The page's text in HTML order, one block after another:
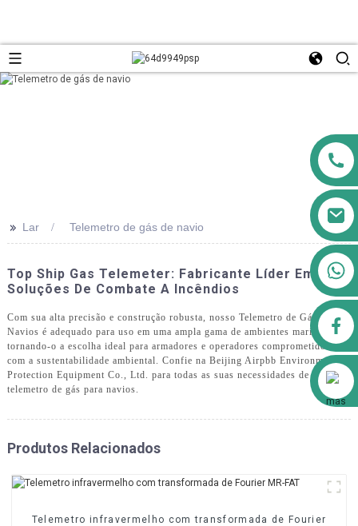
airppb123@gmail.com
Alibaba
>> Lar Telemetro de gás de navio
Top Ship Gas Telemeter: Fabricante Líder Em
Soluções De Combate A Incêndios
Com sua alta precisão e construção robusta, nosso Telemetro de Gás para
Navios é adequado para uso em uma ampla gama de ambientes marítimos,
tornando-o a escolha ideal para armadores e operadores comprometidos
com a sustentabilidade ambiental. Confie na Beijing Airpbb Environmental
Protection Equipment Co., Ltd. para todas as suas necessidades de
telemetro de gás para navios.
Produtos Relacionados
Telemetro infravermelho com transformada de Fourier